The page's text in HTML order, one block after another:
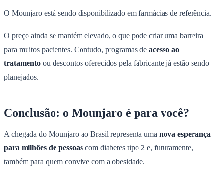
O Mounjaro está sendo disponibilizado em farmácias de referência.
O preço ainda se mantém elevado, o que pode criar uma barreira
para muitos pacientes. Contudo, programas de acesso ao
tratamento ou descontos oferecidos pela fabricante já estão sendo
planejados.
Conclusão: o Mounjaro é para você?
A chegada do Mounjaro ao Brasil representa uma nova esperança
para milhões de pessoas com diabetes tipo 2 e, futuramente,
também para quem convive com a obesidade.